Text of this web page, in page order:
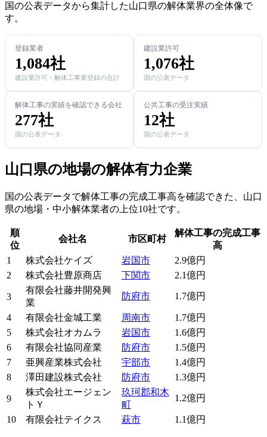
国の公表データから集計した山口県の解体業界の全体像で
す。
登録業者
1,084社
建設業許可・解体工事業登録の合計
建設業許可
1,076社
国の公表データ
解体工事の実績を確認できる会社
277社
国の公表データ
公共工事の受注実績
12社
国の公表データ
山口県の地場の解体有力企業
国の公表データで解体工事の完成工事高を確認できた、山口
県の地場・中小解体業者の上位10社です。
順
位
会社名 市区町村
解体工事の完成工事
高
1
株式会社ケイズ 岩国市
2.9億円
2
株式会社豊原商店 下関市 2.1億円
3
有限会社藤井開発興
業
防府市 1.7億円
4 有限会社金城工業 周南市
1.7億円
5
株式会社オカムラ 岩国市
1.6億円
6
有限会社協同産業 防府市
1.5億円
7
亜興産業株式会社 宇部市
1.4億円
8
澤田建設株式会社 防府市 1.3億円
9
株式会社エージェン
トＹ
玖珂郡和木
町
1.2億円
10 有限会社テイクス 萩市 1.1億円